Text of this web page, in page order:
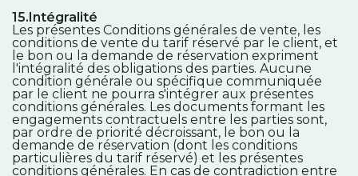
15.Intégralité
Les présentes Conditions générales de vente, les
conditions de vente du tarif réservé par le client, et
le bon ou la demande de réservation expriment
l'intégralité des obligations des parties. Aucune
condition générale ou spécifique communiquée
par le client ne pourra s'intégrer aux présentes
conditions générales. Les documents formant les
engagements contractuels entre les parties sont,
par ordre de priorité décroissant, le bon ou la
demande de réservation (dont les conditions
particulières du tarif réservé) et les présentes
conditions générales. En cas de contradiction entre